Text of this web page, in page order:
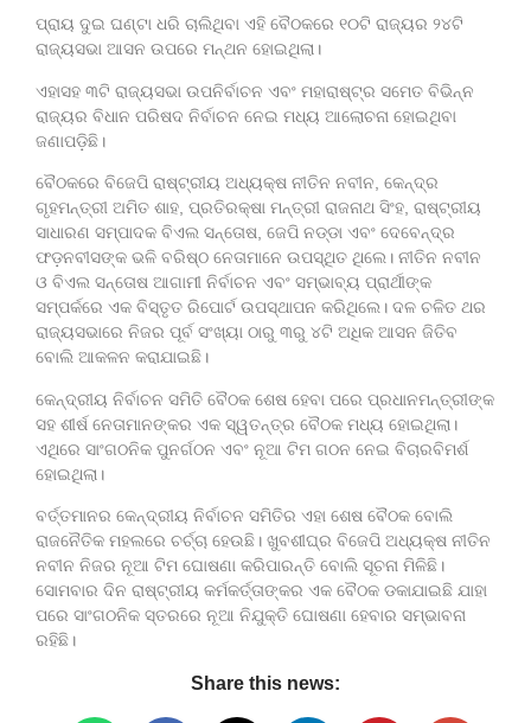
ପ୍ରାୟ ଦୁଇ ଘଣ୍ଟା ଧରି ଚାଲିଥିବା ଏହି ବୈଠକରେ ୧୦ଟି ରାଜ୍ୟର ୨୪ଟି
ରାଜ୍ୟସଭା ଆସନ ଉପରେ ମନ୍ଥନ ହୋଇଥିଲା।
ଏହାସହ ୩ଟି ରାଜ୍ୟସଭା ଉପନିର୍ବାଚନ ଏବଂ ମହାରାଷ୍ଟ୍ର ସମେତ ବିଭିନ୍ନ
ରାଜ୍ୟର ବିଧାନ ପରିଷଦ ନିର୍ବାଚନ ନେଇ ମଧ୍ୟ ଆଲୋଚନା ହୋଇଥିବା
ଜଣାପଡ଼ିଛି।
ବୈଠକରେ ବିଜେପି ରାଷ୍ଟ୍ରୀୟ ଅଧ୍ୟକ୍ଷ ନୀତିନ ନବୀନ, କେନ୍ଦ୍ର
ଗୃହମନ୍ତ୍ରୀ ଅମିତ ଶାହ, ପ୍ରତିରକ୍ଷା ମନ୍ତ୍ରୀ ରାଜନାଥ ସିଂହ, ରାଷ୍ଟ୍ରୀୟ
ସାଧାରଣ ସମ୍ପାଦକ ବିଏଲ ସନ୍ତୋଷ, ଜେପି ନଡ୍ଡା ଏବଂ ଦେବେନ୍ଦ୍ର
ଫଡ଼ନବୀସଙ୍କ ଭଳି ବରିଷ୍ଠ ନେତାମାନେ ଉପସ୍ଥିତ ଥିଲେ। ନୀତିନ ନବୀନ
ଓ ବିଏଲ ସନ୍ତୋଷ ଆଗାମୀ ନିର୍ବାଚନ ଏବଂ ସମ୍ଭାବ୍ୟ ପ୍ରାର୍ଥୀଙ୍କ
ସମ୍ପର୍କରେ ଏକ ବିସ୍ତୃତ ରିପୋର୍ଟ ଉପସ୍ଥାପନ କରିଥିଲେ। ଦଳ ଚଳିତ ଥର
ରାଜ୍ୟସଭାରେ ନିଜର ପୂର୍ବ ସଂଖ୍ୟା ଠାରୁ ୩ରୁ ୪ଟି ଅଧିକ ଆସନ ଜିତିବ
ବୋଲି ଆକଳନ କରାଯାଇଛି।
କେନ୍ଦ୍ରୀୟ ନିର୍ବାଚନ ସମିତି ବୈଠକ ଶେଷ ହେବା ପରେ ପ୍ରଧାନମନ୍ତ୍ରୀଙ୍କ
ସହ ଶୀର୍ଷ ନେତାମାନଙ୍କର ଏକ ସ୍ୱତନ୍ତ୍ର ବୈଠକ ମଧ୍ୟ ହୋଇଥିଲା।
ଏଥିରେ ସାଂଗଠନିକ ପୁନର୍ଗଠନ ଏବଂ ନୂଆ ଟିମ ଗଠନ ନେଇ ବିଚାରବିମର୍ଶ
ହୋଇଥିଲା।
ବର୍ତ୍ତମାନର କେନ୍ଦ୍ରୀୟ ନିର୍ବାଚନ ସମିତିର ଏହା ଶେଷ ବୈଠକ ବୋଲି
ରାଜନୈତିକ ମହଲରେ ଚର୍ଚ୍ଚା ହେଉଛି। ଖୁବଶୀଘ୍ର ବିଜେପି ଅଧ୍ୟକ୍ଷ ନୀତିନ
ନବୀନ ନିଜର ନୂଆ ଟିମ ଘୋଷଣା କରିପାରନ୍ତି ବୋଲି ସୂଚନା ମିଳିଛି।
ସୋମବାର ଦିନ ରାଷ୍ଟ୍ରୀୟ କର୍ମକର୍ତ୍ତାଙ୍କର ଏକ ବୈଠକ ଡକାଯାଇଛି ଯାହା
ପରେ ସାଂଗଠନିକ ସ୍ତରରେ ନୂଆ ନିଯୁକ୍ତି ଘୋଷଣା ହେବାର ସମ୍ଭାବନା
ରହିଛି।
Share this news: